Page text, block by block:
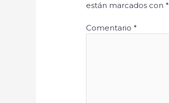
están marcados con*
Comentario*